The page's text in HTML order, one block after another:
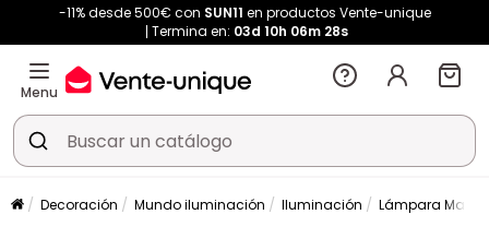
-11% desde 500€ con SUN11 en productos Vente-unique
Termina en: 03d 10h 06m 28s
Menu
Decoración Mundo iluminación Iluminación Lámpara